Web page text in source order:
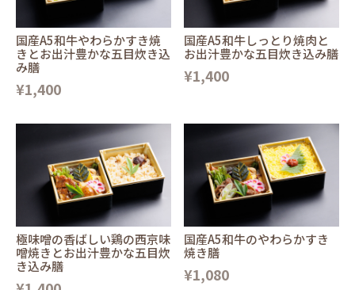
国産A5和牛やわらかすき焼
きとお出汁豊かな五目炊き込
み膳
¥1,400
国産A5和牛しっとり焼肉と
お出汁豊かな五目炊き込み膳
¥1,400
極味噌の香ばしい鶏の西京味
噌焼きとお出汁豊かな五目炊
き込み膳
国産A5和牛のやわらかすき
焼き膳
¥1,080